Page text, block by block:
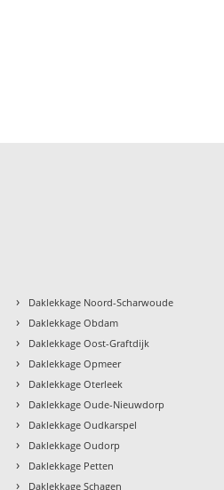
› Daklekkage Noord-Scharwoude
› Daklekkage Obdam
› Daklekkage Oost-Graftdijk
› Daklekkage Opmeer
› Daklekkage Oterleek
› Daklekkage Oude-Nieuwdorp
› Daklekkage Oudkarspel
› Daklekkage Oudorp
› Daklekkage Petten
› Daklekkage Schagen